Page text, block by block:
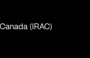
(IRAC)